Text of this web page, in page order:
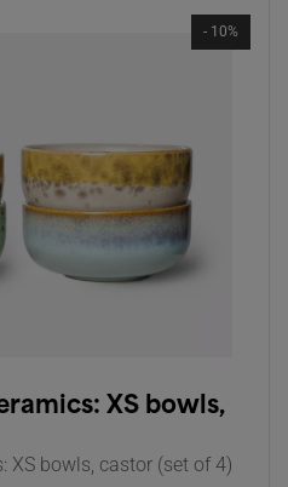
- 10%
XS bowls,
XS bowls, castor (set of 4)